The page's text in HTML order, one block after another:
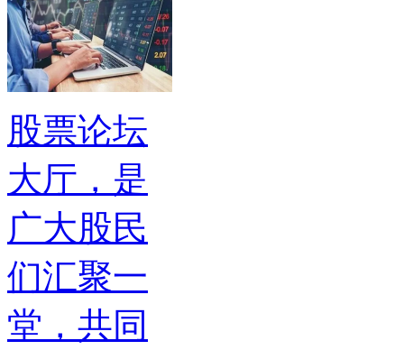
股票论坛
大厅，是
广大股民
们汇聚一
堂，共同